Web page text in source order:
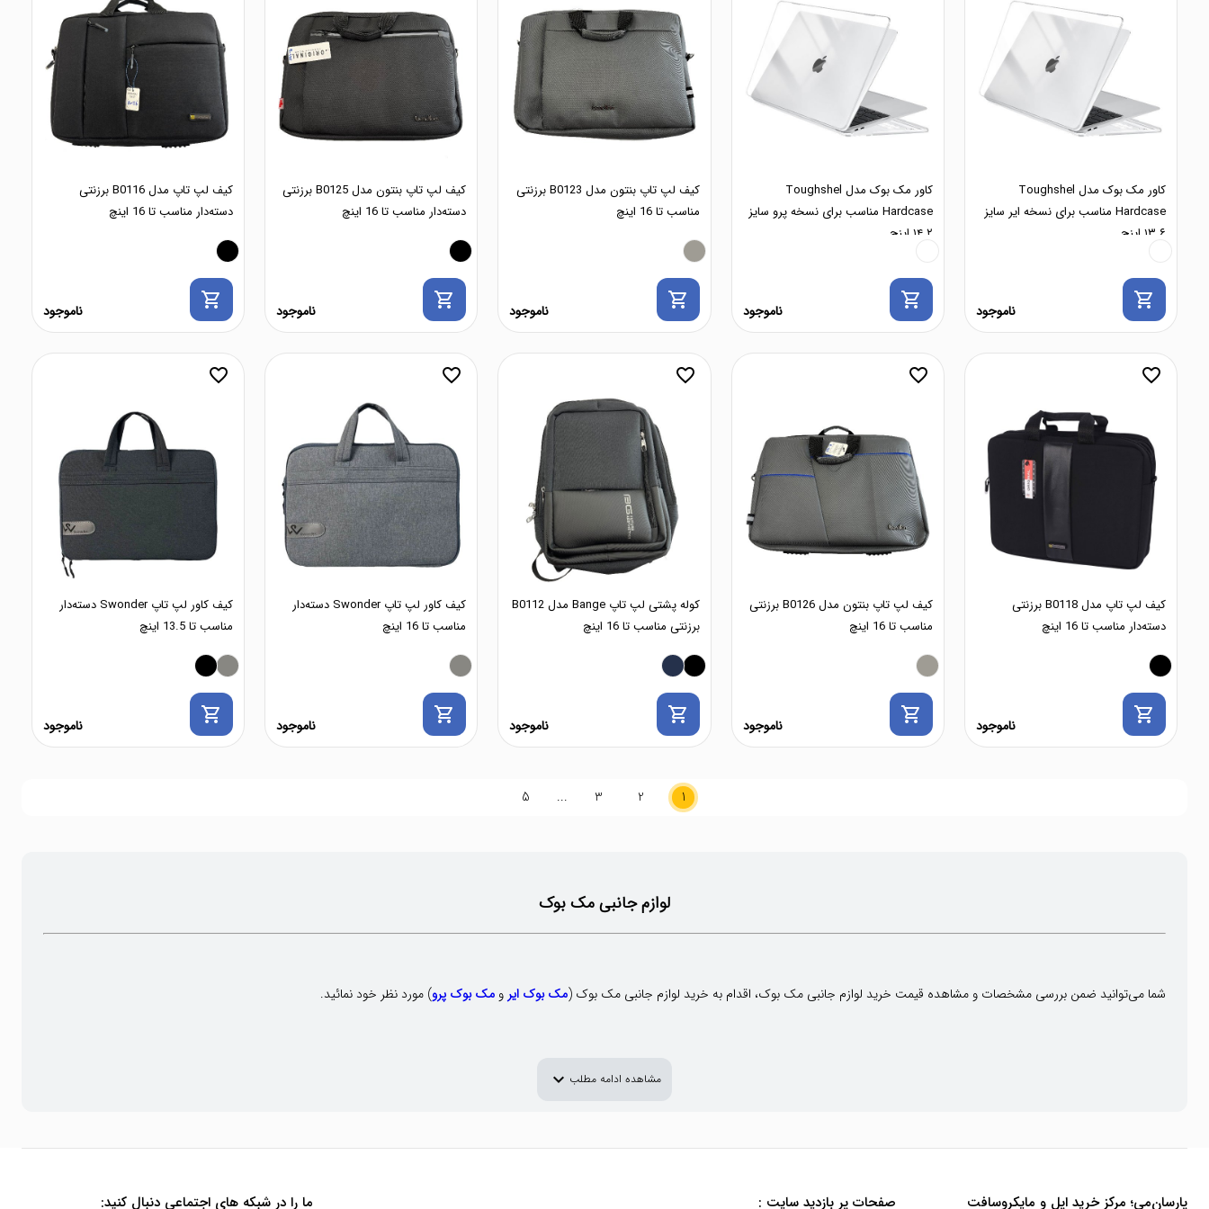
کاور مک بوک مدل Toughshel
Hardcase مناسب برای نسخه ایر سایز
۱۳.۶ اینچ
ناموجود
shopping_cart
کاور مک بوک مدل Toughshel
Hardcase مناسب برای نسخه پرو سایز
۱۴.۲ اینچ
ناموجود
shopping_cart
کیف لپ تاپ بنتون مدل B0123 برزنتی
مناسب تا 16 اینچ
ناموجود
shopping_cart
کیف لپ تاپ بنتون مدل B0125 برزنتی
دسته‌دار مناسب تا 16 اینچ
ناموجود
shopping_cart
کیف لپ تاپ مدل B0116 برزنتی
دسته‌دار مناسب تا 16 اینچ
ناموجود
shopping_cart
favorite_border
کیف لپ تاپ مدل B0118 برزنتی
دسته‌دار مناسب تا 16 اینچ
ناموجود
shopping_cart
favorite_border
کیف لپ تاپ بنتون مدل B0126 برزنتی
مناسب تا 16 اینچ
ناموجود
shopping_cart
favorite_border
کوله پشتی لپ تاپ Bange مدل B0112
برزنتی مناسب تا 16 اینچ
ناموجود
shopping_cart
favorite_border
کیف کاور لپ تاپ Swonder دسته‌دار
مناسب تا 16 اینچ
ناموجود
shopping_cart
favorite_border
کیف کاور لپ تاپ Swonder دسته‌دار
مناسب تا 13.5 اینچ
ناموجود
shopping_cart
1
2
3
...
5
لوازم جانبی مک بوک
شما می‌توانید ضمن بررسی مشخصات و مشاهده قیمت خرید لوازم جانبی مک بوک، اقدام به خرید لوازم جانبی مک بوک (مک بوک ایر و مک بوک پرو) مورد نظر خود نمائید.
مشاهده ادامه مطلب expand_more
پارسان‌می؛ مرکز خرید اپل و مایکروسافت صفحات پر بازدید سایت : ما را در شبکه های اجتماعی دنبال کنید: